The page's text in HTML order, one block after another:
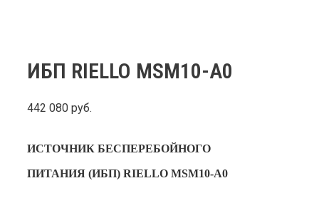
ИБП RIELLO MSM10-A0
442 080 руб.
ИСТОЧНИК БЕСПЕРЕБОЙНОГО
ПИТАНИЯ (ИБП) RIELLO MSM10-A0